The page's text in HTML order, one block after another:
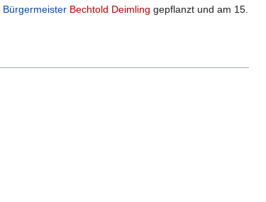
Bürgermeister Bechtold Deimling gepflanzt und am 15.